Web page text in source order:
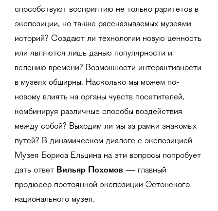
способствуют восприятию не только раритетов в
экспозиции, но также рассказываемых музеями
историй? Создают ли технологии новую ценность
или являются лишь данью популярности и
велению времени? Возможности интерактивности
в музеях обширны. Насколько мы можем по-
новому влиять на органы чувств посетителей,
комбинируя различные способы воздействия
между собой? Выходим ли мы за рамки знакомых
путей? В динамическом диалоге с экспозицией
Музея Бориса Ельцина на эти вопросы попробует
дать ответ Вильяр Похомов — главный
продюсер постоянной экспозиции Эстонского
национального музея.